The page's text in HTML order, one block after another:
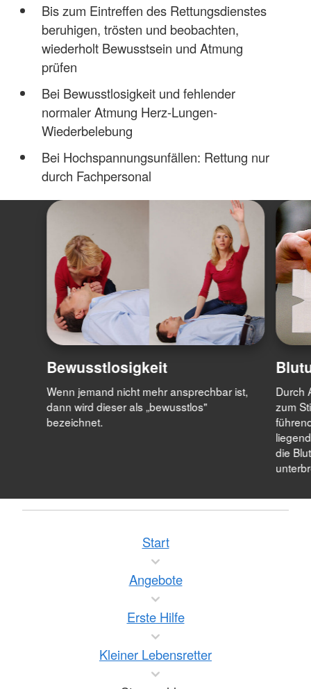
Bis zum Eintreffen des Rettungsdienstes
beruhigen, trösten und beobachten,
wiederholt Bewusstsein und Atmung
prüfen
Bei Bewusstlosigkeit und fehlender
normaler Atmung Herz-Lungen-
Wiederbelebung
Bei Hochspannungsunfällen: Rettung nur
durch Fachpersonal
Bewusstlosigkeit
Wenn jemand nicht mehr ansprechbar ist,
dann wird dieser als „bewusstlos"
bezeichnet.
Durch
zum
die
Start
Angebote
Erste Hilfe
Kleiner Lebensretter